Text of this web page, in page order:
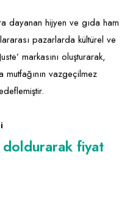
dayanan hijyen ve gıda ham
pazarlarda kültürel ve
markasını oluşturarak,
vazgeçilmez
fiyat